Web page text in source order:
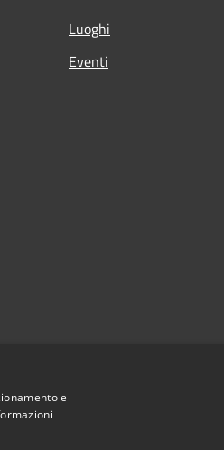
Luoghi
Eventi
e